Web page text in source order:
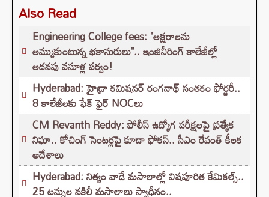
Also Read
Engineering College fees: "అక్షరాలను
అమ్ముకుంటున్న భకాసురులు".. ఇంజినీరింగ్ కాలేజీల్లో
అదనపు వసూళ్ల పర్వం!
Hyderabad: హైడ్రా కమిషనర్ రంగనాథ్ సంతకం ఫోర్జరీ..
8 కాలేజీలకు ఫేక్ ఫైర్ NOCలు
CM Revanth Reddy: పోలీస్ ఉద్యోగ పరీక్షలపై ప్రత్యేక
నిఘా.. కోచింగ్ సెంటర్లపై కూడా ఫోకస్.. సీఎం రేవంత్ కీలక
ఆదేశాలు
Hyderabad: నిత్యం వాడే మసాలాల్లో విషపూరిత కేమికల్స్..
25 టన్నుల నకిలీ మసాలాలు స్వాధీనం..